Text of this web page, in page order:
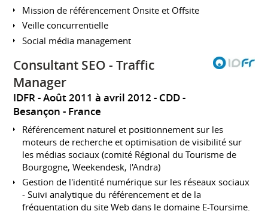
Mission de référencement Onsite et Offsite
Veille concurrentielle
Social média management
Consultant SEO - Traffic
Manager
IDFR Août 2011 à avril 2012 CDD
Besançon
France
Référencement naturel et positionnement sur les
moteurs de recherche et optimisation de visibilité sur
les médias sociaux (comité Régional du Tourisme de
Bourgogne, Weekendesk, l'Andra)
Gestion de l'identité numérique sur les réseaux sociaux
- Suivi analytique du référencement et de la
fréquentation du site Web dans le domaine E-Toursime.